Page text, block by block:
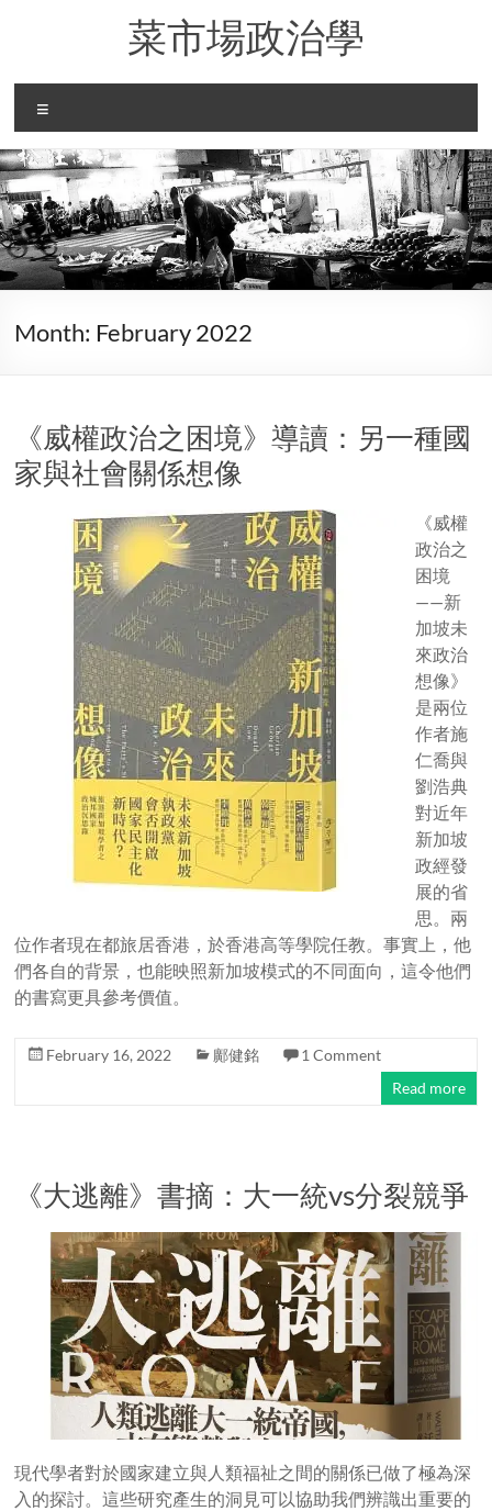
菜市場政治學
Month: February 2022
《威權政治之困境》導讀：另一種國
家與社會關係想像
《威權
政治之
困境
——新
加坡未
來政治
想像》
是兩位
作者施
仁喬與
劉浩典
對近年
新加坡
政經發
展的省
思。兩
位作者現在都旅居香港，於香港高等學院任教。事實上，他
們各自的背景，也能映照新加坡模式的不同面向，這令他們
的書寫更具參考價值。
February 16, 2022 鄺健銘
1 Comment
Read more
《大逃離》書摘：大一統vs分裂競爭
現代學者對於國家建立與人類福祉之間的關係已做了極為深
入的探討。這些研究產生的洞見可以協助我們辨識出重要的